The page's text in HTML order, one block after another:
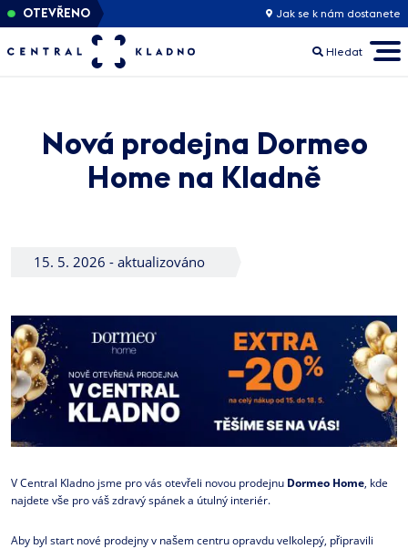
OTEVŘENO Jak se k nám dostanete
Hledat
Nová prodejna Dormeo
Home na Kladně
15. 5. 2026 - aktualizováno
V Central Kladno jsme pro vás otevřeli novou prodejnu Dormeo Home , kde
najdete vše pro váš zdravý spánek a útulný interiér.
Aby byl start nové prodejny v našem centru opravdu velkolepý, připravili